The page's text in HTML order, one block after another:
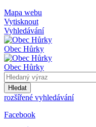
Mapa webu
Vytisknout
Vyhledávání
Obec Hůrky
Obec Hůrky
Hledat
rozšířené vyhledávání
Facebook